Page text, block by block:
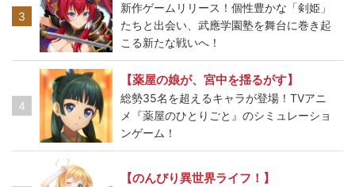
3
新作ゲームリリース！個性豊かな「剣姫」
たちと出会い、武應学園塾を舞台に巻き起
こる新たな戦いへ！
4
【薬屋の娘が、宮中を揺るがす】
総勢35名を超えるキャラが登場！TVアニ
メ『薬屋のひとりごと』のシミュレーショ
ンゲーム！
【のんびり異世界ライフ！】